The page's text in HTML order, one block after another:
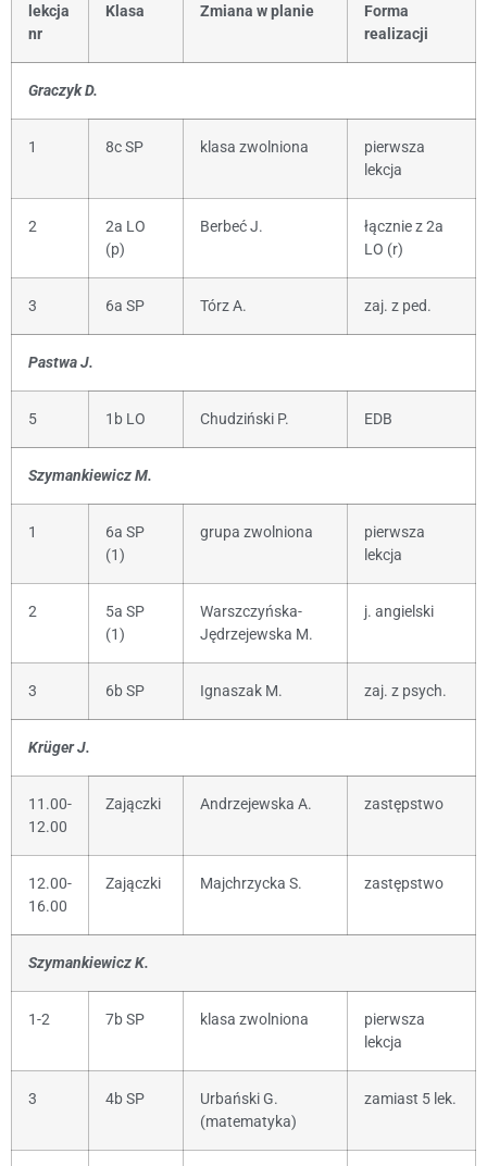
lekcja
nr
Klasa Zmiana w planie
Forma
realizacji
Graczyk D.
1 8c SP klasa zwolniona
pierwsza
lekcja
2
2a LO
(p)
Berbeć J.
łącznie z 2a
LO (r)
3 6a SP Tórz A. zaj. z ped.
Pastwa J.
5 1b LO Chudziński P. EDB
Szymankiewicz M.
1
6a SP
(1)
grupa zwolniona
pierwsza
lekcja
2
5a SP
(1)
Warszczyńska-
Jędrzejewska M.
j. angielski
3 6b SP Ignaszak M. zaj. z psych.
Krüger J.
11.00-
12.00
Zajączki Andrzejewska A. zastępstwo
12.00-
16.00
Zajączki Majchrzycka S. zastępstwo
Szymankiewicz K.
1-2 7b SP klasa zwolniona
pierwsza
lekcja
3 4b SP
Urbański G.
(matematyka)
zamiast 5 lek.